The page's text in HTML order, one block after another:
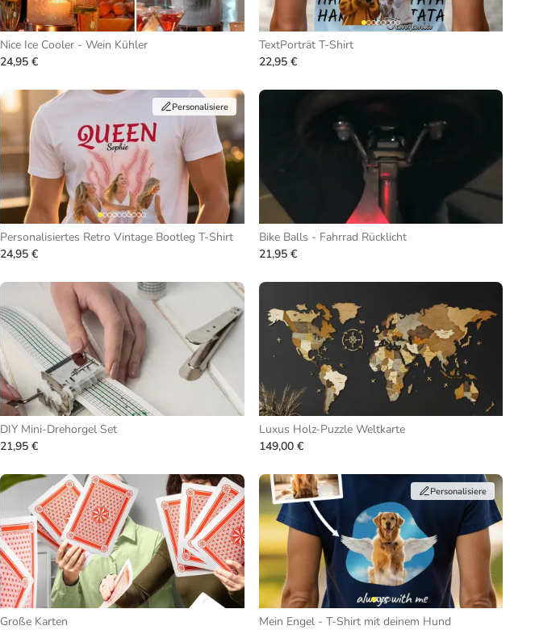
Nice Ice Cooler - Wein Kühler
24,95 €
TextPorträt T-Shirt
22,95 €
Personalisiere
Personalisiertes Retro Vintage Bootleg T-Shirt
24,95 €
Bike Balls - Fahrrad Rücklicht
21,95 €
DIY Mini-Drehorgel Set
21,95 €
Luxus Holz-Puzzle Weltkarte
149,00 €
Große Karten
Personalisiere
Mein Engel - T-Shirt mit deinem Hund